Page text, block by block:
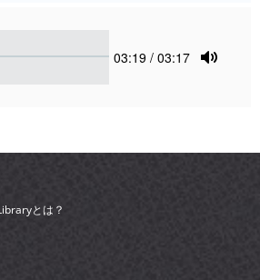
Current
03:19 / 03:17
とは？